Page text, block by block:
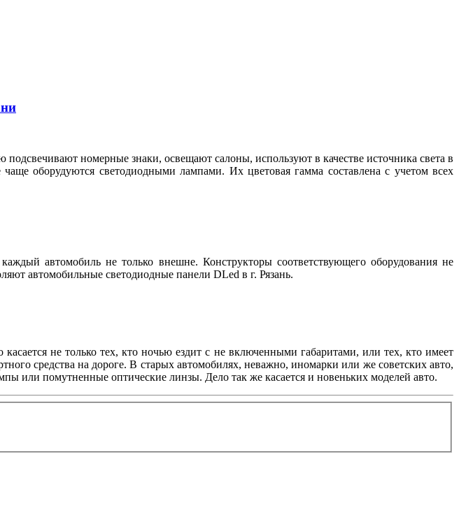
номерные знаки, освещают салоны, используют в качестве источника света в
оборудуются светодиодными лампами. Их цветовая гамма составлена с учетом всех
автомобиль не только внешне. Конструкторы соответствующего оборудования не
автомобильные светодиодные панели DLed в г. Рязань.
не только тех, кто ночью ездит с не включенными габаритами, или тех, кто имеет
средства на дороге. В старых автомобилях, неважно, иномарки или же советских авто,
или помутненные оптические линзы. Дело так же касается и новеньких моделей авто.